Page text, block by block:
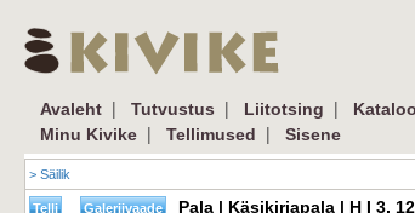
Avaleht | Tutvustus | Liitotsing |
Minu Kivike | Tellimused | Sisene
> Säilik
Pala | Käsikirjapala | H I 3,